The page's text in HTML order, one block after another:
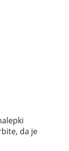
da je